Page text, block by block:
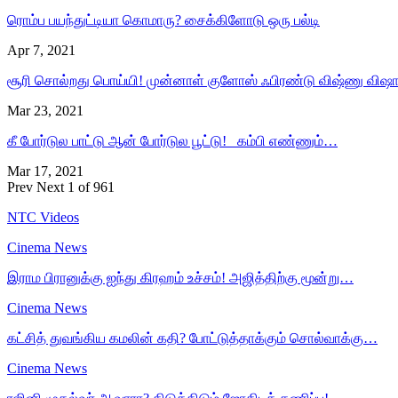
ரொம்ப பயந்துட்டியா கொமாரு? சைக்கிளோடு ஒரு பல்டி
Apr 7, 2021
சூரி சொல்றது பொய்யி! முன்னாள் குளோஸ் ஃபிரண்டு விஷ்ணு
Mar 23, 2021
கீ போர்டுல பாட்டு ஆன் போர்டுல பூட்டு! கம்பி எண்ணும்…
Mar 17, 2021
Prev Next 1 of 961
NTC Videos
Cinema News
இராம பிரானுக்கு ஐந்து கிரஹம் உச்சம்! அஜித்திற்கு மூன்று…
Cinema News
கட்சித் துவங்கிய கமலின் கதி? போட்டுத்தாக்கும் சொல்வாக்கு…
Cinema News